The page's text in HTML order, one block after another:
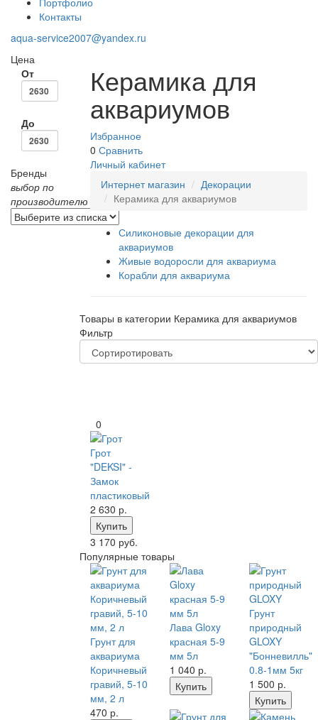
Контакты
aqua-service2007@yandex.ru
Цена
От
До
Бренды
выбор по
производителю
Керамика для
аквариумов
Избранное
0 Сравнить
Личный кабинет
Интернет магазин
Декорации
Керамика для аквариумов
Силиконовые декорации для
аквариумов
Живые водоросли для аквариума
Корабли для аквариума
Товары в категории Керамика для аквариумов
Фильтр
0
Грот
"DEKSI" -
Замок
пластиковый
2 630 р.
Купить
3 170 руб.
Популярные товары
Грунт для
аквариума
Коричневый
гравий, 5-10
мм, 2 л
470 р.
Лава Gloxy
красная 5-9
мм 5л
1 040 р.
Купить
Грунт
природный
GLOXY
"Бонневилль"
0.8-1мм 5кг
1 500 р.
Купить